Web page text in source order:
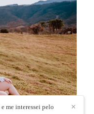
✕
me interessei pelo